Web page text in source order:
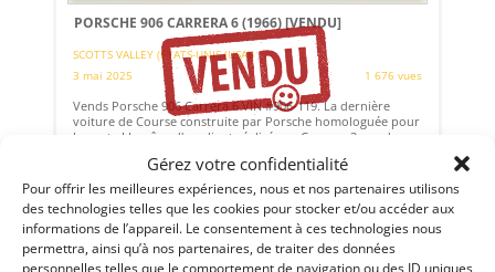
Gérez votre confidentialité
Pour offrir les meilleures expériences, nous et nos partenaires utilisons
des technologies telles que les cookies pour stocker et/ou accéder aux
informations de l’appareil. Le consentement à ces technologies nous
permettra, ainsi qu’à nos partenaires, de traiter des données
personnelles telles que le comportement de navigation ou des ID uniques
PORSCHE 906 CARRERA 6 (1966)[VENDU]
SCOTTS VALLEY (ETATS-UNIS (USA))
3 mai 2025
1 676 vues
Vends Porsche 906 Carrera 6 VIN #906-119. La dernière
voiture de Course construite par Porsche homologuée pour
la route ! Le rêve d'un client réalisé par Canepa. 3 ans de
cette voiture de course authentique au pédigrée certifié...
Vendu par : CANEPA